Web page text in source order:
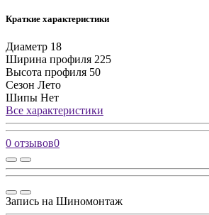
Краткие характеристики
Диаметр 18
Ширина профиля 225
Высота профиля 50
Сезон Лето
Шипы Нет
Все характеристики
0 отзывов0
Запись на Шиномонтаж